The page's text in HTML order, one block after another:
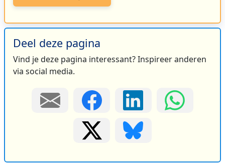
Deel deze pagina
Vind je deze pagina interessant? Inspireer anderen
via social media.